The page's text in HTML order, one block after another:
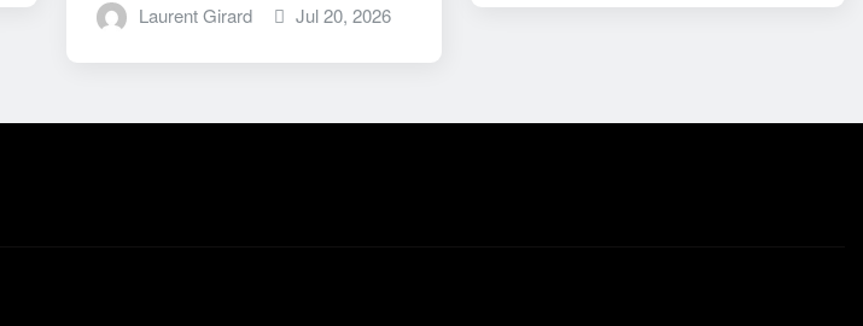
Laurent Girard Jul 20, 2026